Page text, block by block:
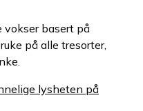
vokser basert på
på alle tresorter,
lysheten på